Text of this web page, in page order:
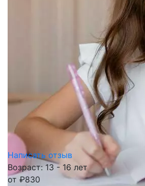
Написать отзыв
Возраст: 13 - 16 лет
от ₽830